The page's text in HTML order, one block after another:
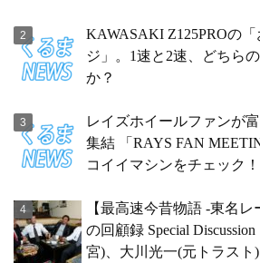
KAWASAKI Z125PROの
ジ」。1速と2速、どちら
か？
レイズホイールファンが
集結 「RAYS FAN
コイイマシンをチェック！
【最高速今昔物語 -東名
の回顧録 Special
宮)、大川光一(元トラスト